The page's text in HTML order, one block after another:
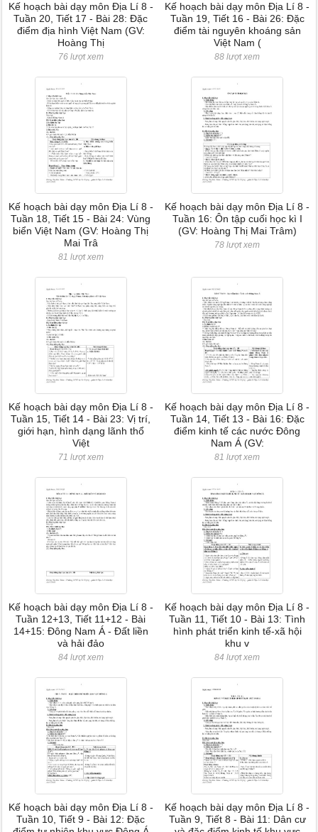
Kế hoạch bài dạy môn Địa Lí 8 -
Tuần 20, Tiết 17 - Bài 28: Đặc
điểm địa hình Việt Nam (GV:
Hoàng Thị
76 lượt xem
Kế hoạch bài dạy môn Địa Lí 8 -
Tuần 19, Tiết 16 - Bài 26: Đặc
điểm tài nguyên khoáng sản
Việt Nam (
88 lượt xem
Kế hoạch bài dạy môn Địa Lí 8 -
Tuần 18, Tiết 15 - Bài 24: Vùng
biển Việt Nam (GV: Hoàng Thị
Mai Trâ
81 lượt xem
Kế hoạch bài dạy môn Địa Lí 8 -
Tuần 16: Ôn tập cuối học kì I
(GV: Hoàng Thị Mai Trâm)
78 lượt xem
Kế hoạch bài dạy môn Địa Lí 8 -
Tuần 15, Tiết 14 - Bài 23: Vị trí,
giới hạn, hình dạng lãnh thổ
Việt
71 lượt xem
Kế hoạch bài dạy môn Địa Lí 8 -
Tuần 14, Tiết 13 - Bài 16: Đặc
điểm kinh tế các nước Đông
Nam Á (GV:
81 lượt xem
Kế hoạch bài dạy môn Địa Lí 8 -
Tuần 12+13, Tiết 11+12 - Bài
14+15: Đông Nam Á - Đất liền
và hải đảo
84 lượt xem
Kế hoạch bài dạy môn Địa Lí 8 -
Tuần 11, Tiết 10 - Bài 13: Tình
hình phát triển kinh tế-xã hội
khu v
84 lượt xem
Kế hoạch bài dạy môn Địa Lí 8 -
Tuần 10, Tiết 9 - Bài 12: Đặc
Kế hoạch bài dạy môn Địa Lí 8 -
Tuần 9, Tiết 8 - Bài 11: Dân cư